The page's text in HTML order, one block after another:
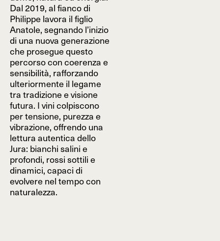
Dal 2019, al fianco di
Philippe lavora il figlio
Anatole, segnando l’inizio
di una nuova generazione
che prosegue questo
percorso con coerenza e
sensibilità, rafforzando
ulteriormente il legame
tra tradizione e visione
futura. I vini colpiscono
per tensione, purezza e
vibrazione, offrendo una
lettura autentica dello
Jura: bianchi salini e
profondi, rossi sottili e
dinamici, capaci di
evolvere nel tempo con
naturalezza.